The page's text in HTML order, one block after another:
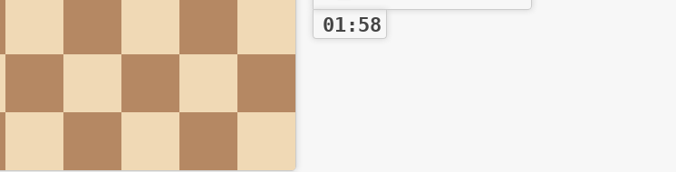
01:58